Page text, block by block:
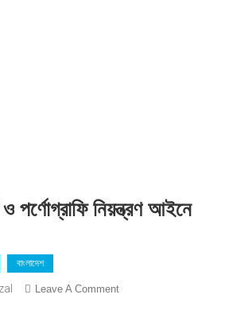
পর্ণোগ্রাফি নিয়ন্ত্রণ আইনে
বাংলাদেশ
Leave A CommentOn